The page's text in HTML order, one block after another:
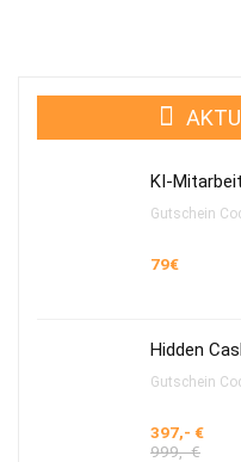
KI-
Gutschein
79€
Hidden
Gutschein
397,- €
999,- €